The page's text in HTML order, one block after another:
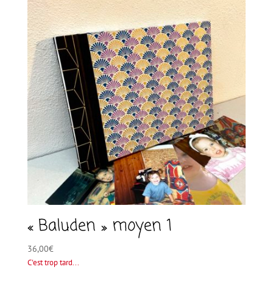
« Baluden » moyen 1
36,00€
C'est trop tard...